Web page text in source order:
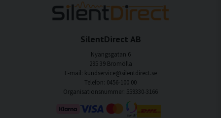
SilentDirect AB
Nyängsgatan 6
295 39 Bromölla
E-mail: kundservice@silentdirect.se
Telefon: 0456-100 00
Organisationsnummer: 559330-3166